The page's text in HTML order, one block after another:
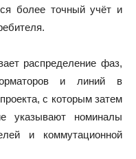
более точный учёт и
распределение фаз,
и линий в
с которым затем
указывают номиналы
и коммутационной